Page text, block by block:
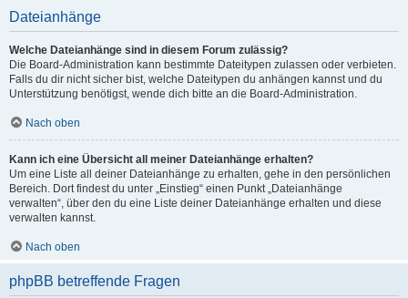
Dateianhänge
Welche Dateianhänge sind in diesem Forum zulässig?
Die Board-Administration kann bestimmte Dateitypen zulassen oder verbieten.
Falls du dir nicht sicher bist, welche Dateitypen du anhängen kannst und du
Unterstützung benötigst, wende dich bitte an die Board-Administration.
Nach oben
Kann ich eine Übersicht all meiner Dateianhänge erhalten?
Um eine Liste all deiner Dateianhänge zu erhalten, gehe in den persönlichen
Bereich. Dort findest du unter „Einstieg“ einen Punkt „Dateianhänge
verwalten“, über den du eine Liste deiner Dateianhänge erhalten und diese
verwalten kannst.
Nach oben
phpBB betreffende Fragen